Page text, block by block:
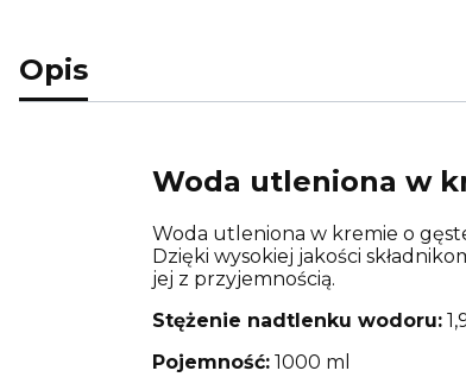
Opis
Woda utleniona w
Woda utleniona w kremie o
Dzięki wysokiej jakości
jej z przyjemnością.
Stężenie nadtlenku wodoru:
Pojemność: 1000 ml